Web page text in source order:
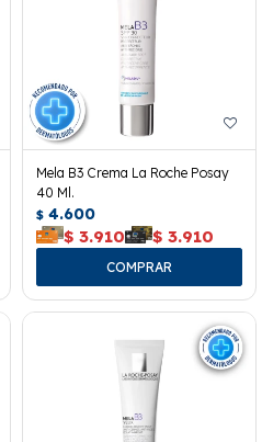
Mela B3 Crema La Roche Posay
40 Ml.
$ 4.600
$ 3.910 $ 3.910